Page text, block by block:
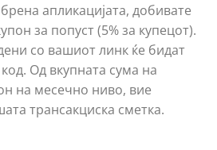
апликацијата, добивате
за попуст (5% за купецот).
со вашиот линк ќе бидат
Од вкупната сума на
на месечно ниво, вие
трансакциска сметка.